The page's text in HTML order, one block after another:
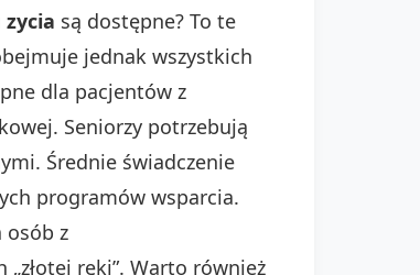
są dostępne? To te
jednak wszystkich
dla pacjentów z
Seniorzy potrzebują
Średnie świadczenie
programów wsparcia.
osób z
ręki”. Warto również